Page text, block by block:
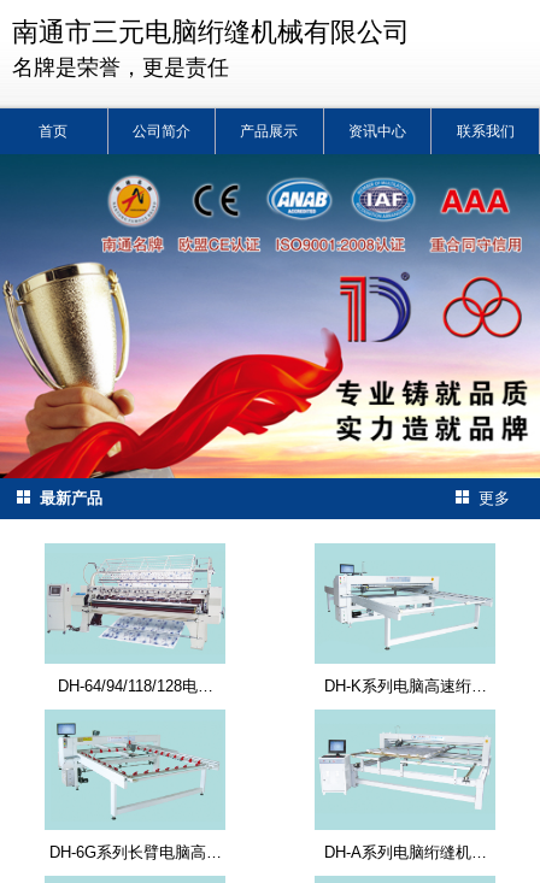
南通市三元电脑绗缝机械有限公司
名牌是荣誉，更是责任
首页 公司简介 产品展示 资讯中心 联系我们
最新产品 更多
DH-64/94/118/128电… DH-K系列电脑高速绗…
DH-6G系列长臂电脑高… DH-A系列电脑绗缝机…